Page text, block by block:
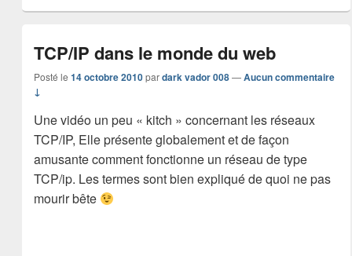
TCP/IP dans le monde du web
Posté le 14 octobre 2010 pardark vador 008 —Aucun commentaire
↓
Une vidéo un peu « kitch » concernant les réseaux
TCP/IP, Elle présente globalement et de façon
amusante comment fonctionne un réseau de type
TCP/ip. Les termes sont bien expliqué de quoi ne pas
mourir bête